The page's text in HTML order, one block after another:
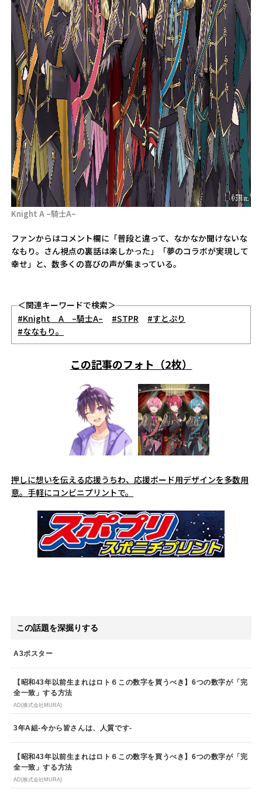
Knight A –騎士A–
ファンからはコメント欄に「普段と違って、なかなか聞けないな
なもり。さん視点の裏話は楽しかった」「夢のコラボが実現して
幸せ」と、数多くの喜びの声が集まっている。
＜関連キーワードで検索＞
#Knight A –騎士A–
#STPR
#すとぷり
#ななもり。
この記事のフォト（2枚）
押しに想いを伝える応援うちわ、応援ボード用デザインを多数用
意。手軽にコンビニプリントで。
この話題を深掘りする
A3ポスター
【昭和43年以前生まれはロト６この数字を買うべき】6つの数字が「完
全一致」する方法
AD(株式会社MURA)
3年A組-今から皆さんは、人質です-
【昭和43年以前生まれはロト６この数字を買うべき】6つの数字が「完
全一致」する方法
AD(株式会社MURA)